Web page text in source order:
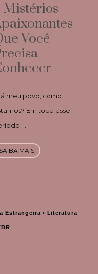
Mistérios
Você
meu povo, como
Em todo esse
[…]
SAIBA MAIS
Estrangeira • Literatura